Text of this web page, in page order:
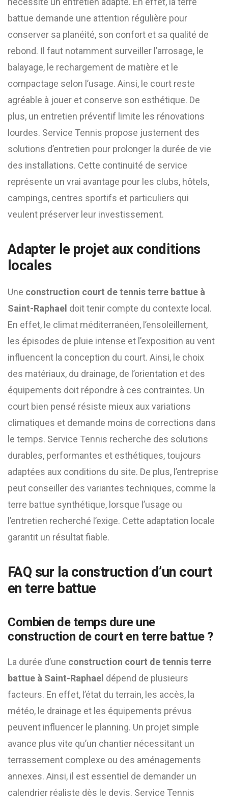
battue demande une attention régulière pour
conserver sa planéité, son confort et sa qualité de
rebond. Il faut notamment surveiller l’arrosage, le
balayage, le rechargement de matière et le
compactage selon l’usage. Ainsi, le court reste
agréable à jouer et conserve son esthétique. De
plus, un entretien préventif limite les rénovations
lourdes. Service Tennis propose justement des
solutions d’entretien pour prolonger la durée de vie
des installations. Cette continuité de service
représente un vrai avantage pour les clubs, hôtels,
campings, centres sportifs et particuliers qui
veulent préserver leur investissement.
Adapter le projet aux conditions
locales
Une construction court de tennis terre battue à
Saint-Raphael doit tenir compte du contexte local.
En effet, le climat méditerranéen, l’ensoleillement,
les épisodes de pluie intense et l’exposition au vent
influencent la conception du court. Ainsi, le choix
des matériaux, du drainage, de l’orientation et des
équipements doit répondre à ces contraintes. Un
court bien pensé résiste mieux aux variations
climatiques et demande moins de corrections dans
le temps. Service Tennis recherche des solutions
durables, performantes et esthétiques, toujours
adaptées aux conditions du site. De plus, l’entreprise
peut conseiller des variantes techniques, comme la
terre battue synthétique, lorsque l’usage ou
l’entretien recherché l’exige. Cette adaptation locale
garantit un résultat fiable.
FAQ sur la construction d’un court
en terre battue
Combien de temps dure une
construction de court en terre battue ?
La durée d’une construction court de tennis terre
battue à Saint-Raphael dépend de plusieurs
facteurs. En effet, l’état du terrain, les accès, la
météo, le drainage et les équipements prévus
peuvent influencer le planning. Un projet simple
avance plus vite qu’un chantier nécessitant un
terrassement complexe ou des aménagements
annexes. Ainsi, il est essentiel de demander un
calendrier réaliste dès le devis. Service Tennis